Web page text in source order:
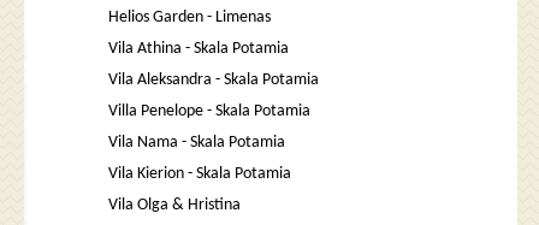
Helios Garden - Limenas
Vila Athina - Skala Potamia
Vila Aleksandra - Skala Potamia
Villa Penelope - Skala Potamia
Vila Nama - Skala Potamia
Vila Kierion - Skala Potamia
Vila Olga & Hristina